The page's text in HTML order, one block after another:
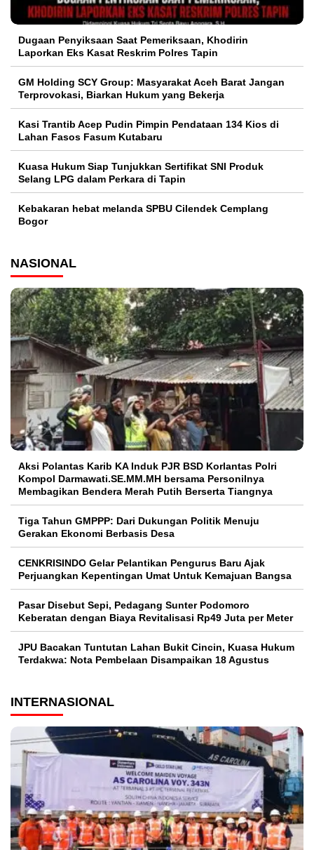
Dugaan Penyiksaan Saat Pemeriksaan, Khodirin
Laporkan Eks Kasat Reskrim Polres Tapin
GM Holding SCY Group: Masyarakat Aceh Barat Jangan
Terprovokasi, Biarkan Hukum yang Bekerja
Kasi Trantib Acep Pudin Pimpin Pendataan 134 Kios di
Lahan Fasos Fasum Kutabaru
Kuasa Hukum Siap Tunjukkan Sertifikat SNI Produk
Selang LPG dalam Perkara di Tapin
Kebakaran hebat melanda SPBU Cilendek Cemplang
Bogor
NASIONAL
Aksi Polantas Karib KA Induk PJR BSD Korlantas Polri
Kompol Darmawati.SE.MM.MH bersama Personilnya
Membagikan Bendera Merah Putih Berserta Tiangnya
Tiga Tahun GMPPP: Dari Dukungan Politik Menuju
Gerakan Ekonomi Berbasis Desa
CENKRISINDO Gelar Pelantikan Pengurus Baru Ajak
Perjuangkan Kepentingan Umat Untuk Kemajuan Bangsa
Pasar Disebut Sepi, Pedagang Sunter Podomoro
Keberatan dengan Biaya Revitalisasi Rp49 Juta per Meter
JPU Bacakan Tuntutan Lahan Bukit Cincin, Kuasa Hukum
Terdakwa: Nota Pembelaan Disampaikan 18 Agustus
INTERNASIONAL